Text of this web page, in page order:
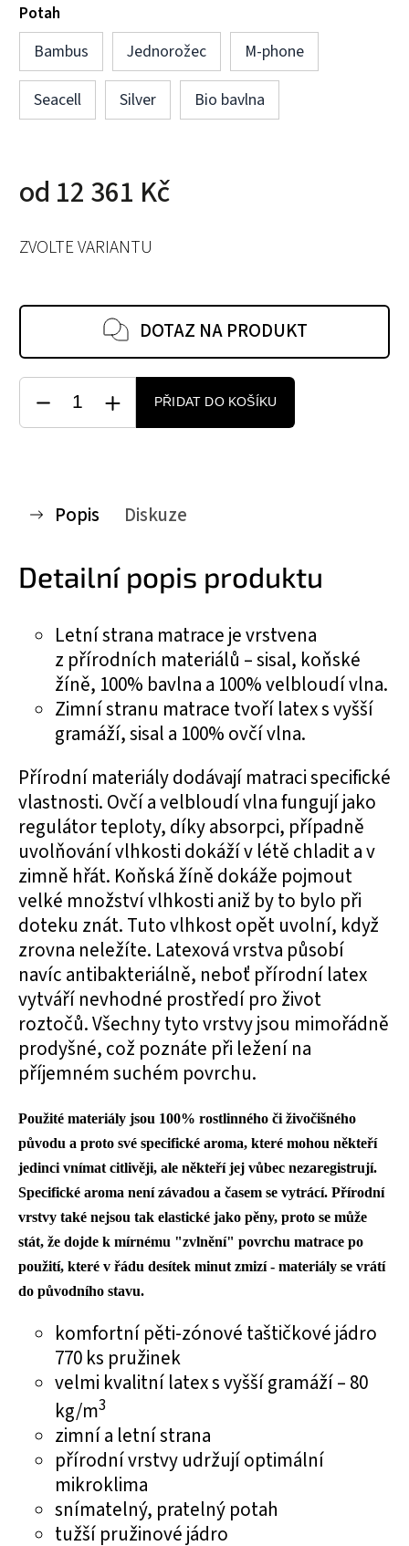
Potah
Bambus
Jednorožec M-phone
Seacell Silver Bio bavlna
od 12 361 Kč
ZVOLTE VARIANTU
DOTAZ NA PRODUKT
PŘIDAT DO KOŠÍKU
Popis Diskuze
Detailní popis produktu
Letní strana matrace je vrstvena
z přírodních materiálů – sisal, koňské
žíně, 100% bavlna a 100% velbloudí vlna.
Zimní stranu matrace tvoří latex s vyšší
gramáží, sisal a 100% ovčí vlna.
Přírodní materiály dodávají matraci specifické
vlastnosti. Ovčí a velbloudí vlna fungují jako
regulátor teploty, díky absorpci, případně
uvolňování vlhkosti dokáží v létě chladit a v
zimně hřát. Koňská žíně dokáže pojmout
velké množství vlhkosti aniž by to bylo při
doteku znát. Tuto vlhkost opět uvolní, když
zrovna neležíte. Latexová vrstva působí
navíc antibakteriálně, neboť přírodní latex
vytváří nevhodné prostředí pro život
roztočů. Všechny tyto vrstvy jsou mimořádně
prodyšné, což poznáte při ležení na
příjemném suchém povrchu.
Použité materiály jsou 100% rostlinného či živočišného
původu a proto své specifické aroma, které mohou někteří
jedinci vnímat citlivěji, ale někteří jej vůbec nezaregistrují.
Specifické aroma není závadou a časem se vytrácí. Přírodní
vrstvy také nejsou tak elastické jako pěny, proto se může
stát, že dojde k mírnému "zvlnění" povrchu matrace po
použití, které v řádu desítek minut zmizí - materiály se vrátí
do původního stavu.
komfortní pěti-zónové taštičkové jádro
770 ks pružinek
velmi kvalitní latex s vyšší gramáží – 80
kg/m3
zimní a letní strana
přírodní vrstvy udržují optimální
mikroklima
snímatelný, pratelný potah
tužší pružinové jádro